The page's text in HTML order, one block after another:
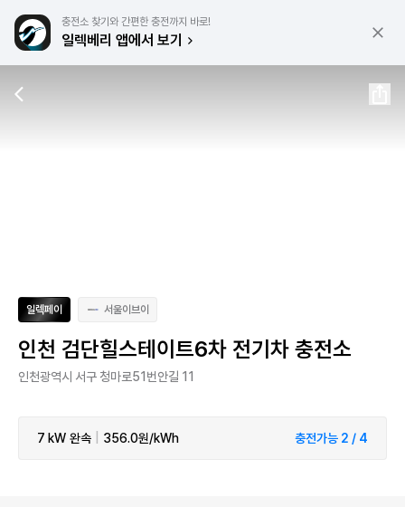
충전소 찾기와 간편한 충전까지 바로!
일렉베리 앱에서 보기
일렉페이 서울이브이
인천 검단힐스테이트6차 전기차 충전소
인천광역시 서구 청마로51번안길 11
7 kW 완속 356.0원/kWh 충전가능 2 / 4